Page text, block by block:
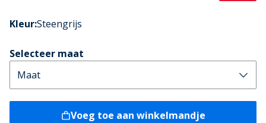
Kleur:Steengrijs
Selecteer maat
Voeg toe aan winkelmandje